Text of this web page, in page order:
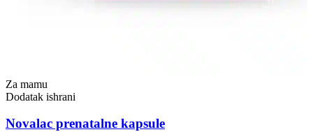
Za mamu
Dodatak ishrani
Novalac prenatalne kapsule